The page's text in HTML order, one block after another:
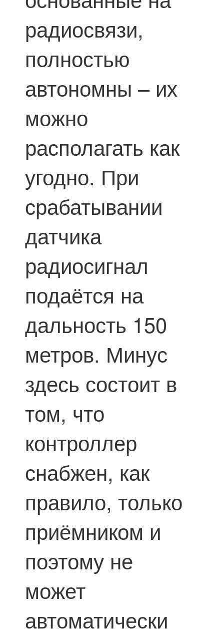
радиосвязи,
полностью
автономны – их
можно
располагать как
угодно. При
срабатывании
датчика
радиосигнал
подаётся на
дальность 150
метров. Минус
здесь состоит в
том, что
контроллер
снабжен, как
правило, только
приёмником и
поэтому не
может
автоматически